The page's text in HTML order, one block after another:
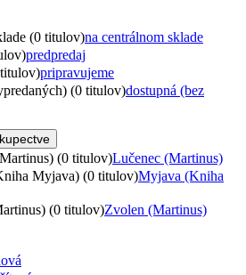
(0 titulov)na centrálnom sklade
predpredaj
pripravujeme
(0 titulov)dostupná (bez
(0 titulov)Lučenec (Martinus)
Myjava) (0 titulov)Myjava (Kniha
(0 titulov)Zvolen (Martinus)